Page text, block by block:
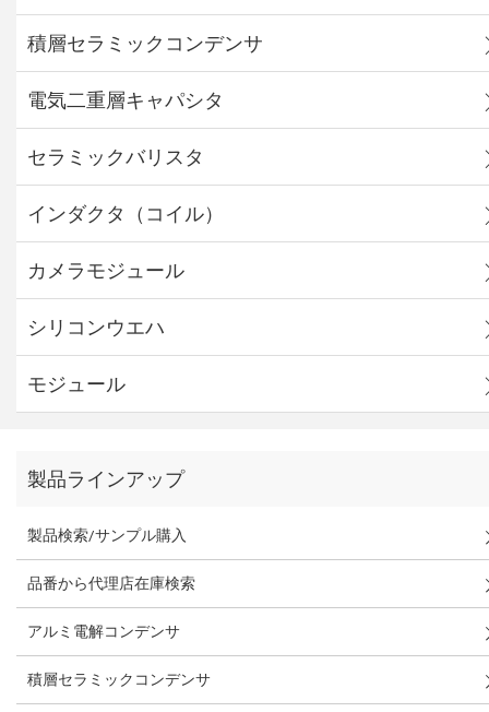
積層セラミックコンデンサ
電気二重層キャパシタ
セラミックバリスタ
インダクタ（コイル）
カメラモジュール
シリコンウエハ
モジュール
製品ラインアップ
製品検索/サンプル購入
品番から代理店在庫検索
アルミ電解コンデンサ
積層セラミックコンデンサ